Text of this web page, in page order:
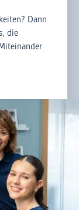
Dann
die